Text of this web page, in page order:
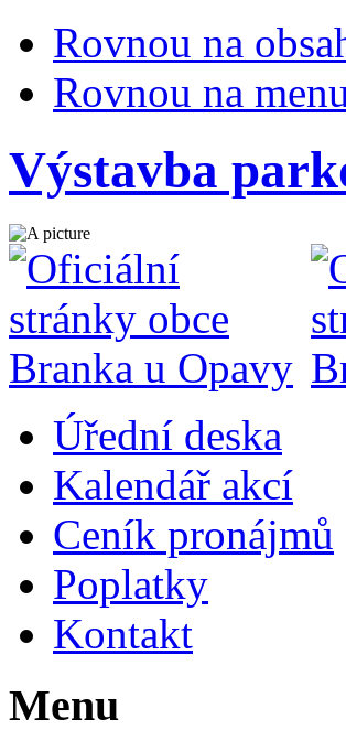
Rovnou na
Rovnou na
Výstavba
Úřední deska
Kalendář akcí
Ceník pronájmů
Poplatky
Kontakt
Menu